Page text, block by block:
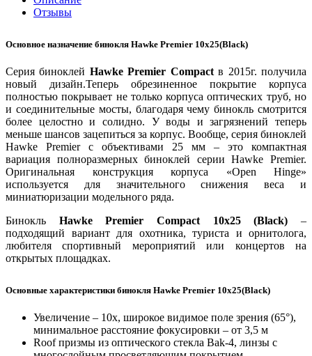
Отзывы
Основное назначение бинокля Hawke Premier 10x25(Black)
Серия биноклей Hawke Premier Compactв 2015г. получила
новый дизайн.Теперь обрезиненное покрытие корпуса
полностью покрывает не только корпуса оптических труб, но
и соединительные мосты, благодаря чему бинокль смотрится
более целостно и солидно. У воды и загрязнений теперь
меньше шансов зацепиться за корпус. Вообще, серия биноклей
Hawke Premier с объективами 25 мм – это компактная
вариация полноразмерных биноклей серии Hawke Premier.
Оригинальная конструкция корпуса «Open Hinge»
используется для значительного снижения веса и
миниатюризации модельного ряда.
Бинокль Hawke Premier Compact 10x25 (Black) –
подходящий вариант для охотника, туриста и орнитолога,
любителя спортивный мероприятий или концертов на
открытых площадках.
Основные характеристики бинокля Hawke Premier 10x25(Black)
Увеличение – 10х, широкое видимое поле зрения (65°),
минимальное расстояние фокусировки – от 3,5 м
Roof призмы из оптического стекла Bak-4, линзы с